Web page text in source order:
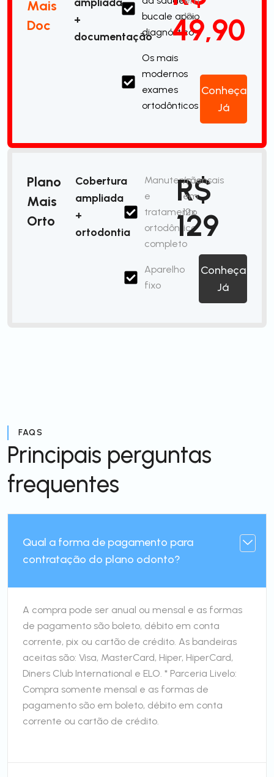
Mais
Doc
+
documentação
bucale apoio
diagnóstico
Os mais
modernos
exames
ortodônticos
49,90
12x
Conheça
Já
Plano
Mais
Orto
Cobertura
ampliada
+
ortodontia
Manutenção
e
tratamento
ortodôntico
completo
Aparelho
fixo
R$
129
/mensais
em
12x
Conheça
Já
FAQS
Principais perguntas
frequentes
Qual a forma de pagamento para
contratação do plano odonto?
A compra pode ser anual ou mensal e as formas
de pagamento são boleto, débito em conta
corrente, pix ou cartão de crédito. As bandeiras
aceitas são: Visa, MasterCard, Hiper, HiperCard,
Diners Club International e ELO. * Parceria Livelo:
Compra somente mensal e as formas de
pagamento são em boleto, débito em conta
corrente ou cartão de crédito.